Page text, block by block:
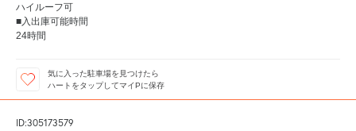
ハイルーフ可
■入出庫可能時間
24時間
気に入った駐車場を見つけたら
ハートをタップしてマイPに保存
ID:305173579